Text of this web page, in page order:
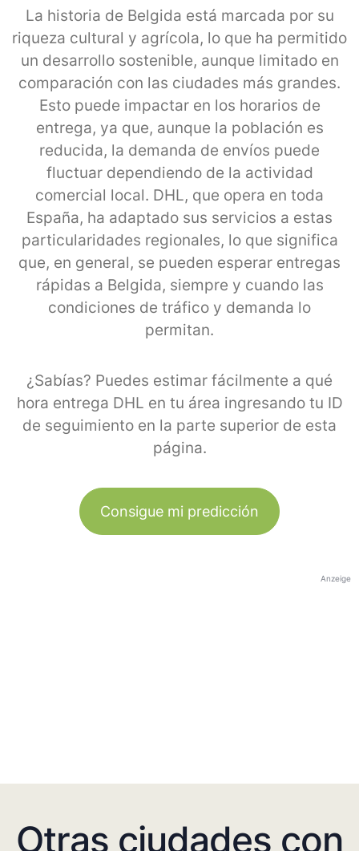
La historia de Belgida está marcada por su
riqueza cultural y agrícola, lo que ha permitido
un desarrollo sostenible, aunque limitado en
comparación con las ciudades más grandes.
Esto puede impactar en los horarios de
entrega, ya que, aunque la población es
reducida, la demanda de envíos puede
fluctuar dependiendo de la actividad
comercial local. DHL, que opera en toda
España, ha adaptado sus servicios a estas
particularidades regionales, lo que significa
que, en general, se pueden esperar entregas
rápidas a Belgida, siempre y cuando las
condiciones de tráfico y demanda lo
permitan.
¿Sabías? Puedes estimar fácilmente a qué
hora entrega DHL en tu área ingresando tu ID
de seguimiento en la parte superior de esta
página.
Consigue mi predicción
Anzeige
Otras ciudades con